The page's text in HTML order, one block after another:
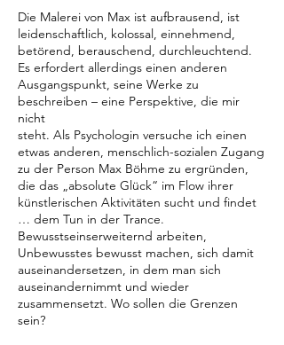
Die Malerei von Max ist aufbrausend, ist
leidenschaftlich, kolossal, einnehmend,
betörend, berauschend, durchleuchtend.
Es erfordert allerdings einen anderen
Ausgangspunkt, seine Werke zu
beschreiben – eine Perspektive, die mir
nicht
steht. Als Psychologin versuche ich einen
etwas anderen, menschlich-sozialen Zugang
zu der Person Max Böhme zu ergründen,
die das „absolute Glück“ im Flow ihrer
künstlerischen Aktivitäten sucht und findet
… dem Tun in der Trance.
Bewusstseinserweiternd arbeiten,
Unbewusstes bewusst machen, sich damit
auseinandersetzen, in dem man sich
auseinandernimmt und wieder
zusammensetzt. Wo sollen die Grenzen
sein?